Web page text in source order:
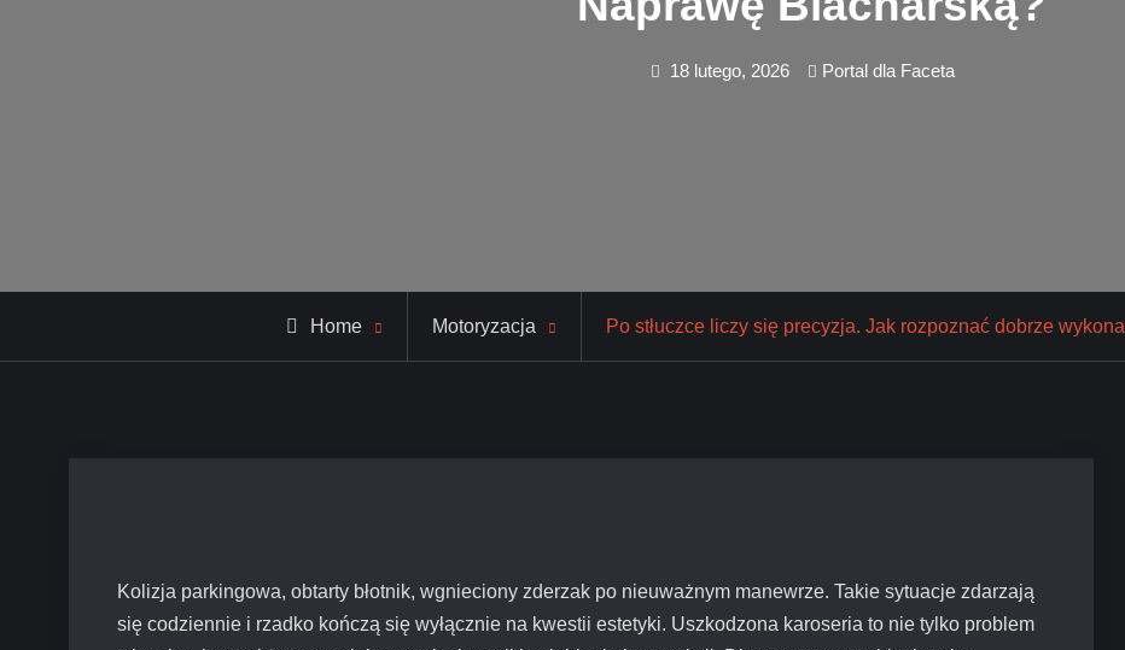
18 lutego, 2026 Portal dla Faceta
Home Motoryzacja Po stłuczce liczy się precyzja. Jak rozpoznać dobrze
Kolizja parkingowa, obtarty błotnik, wgnieciony zderzak po nieuważnym manewrze. Takie sytuacje zdarzają
się codziennie i rzadko kończą się wyłącznie na kwestii estetyki. Uszkodzona karoseria to nie tylko problem